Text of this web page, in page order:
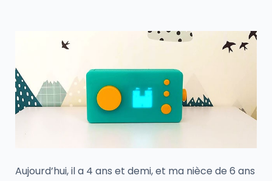
Aujourd’hui, il a 4 ans et demi, et ma nièce de 6 ans